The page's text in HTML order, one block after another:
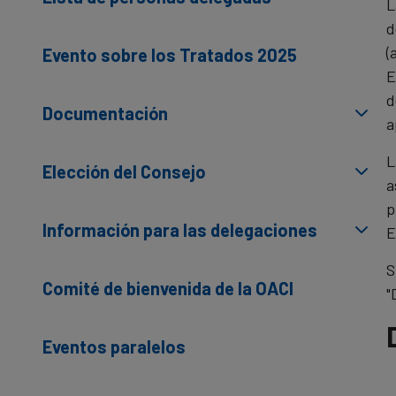
Evento sobre los Tratados 2025
Documentación
Elección del Consejo
Información para las delegaciones
Comité de bienvenida de la OACI
Eventos paralelos